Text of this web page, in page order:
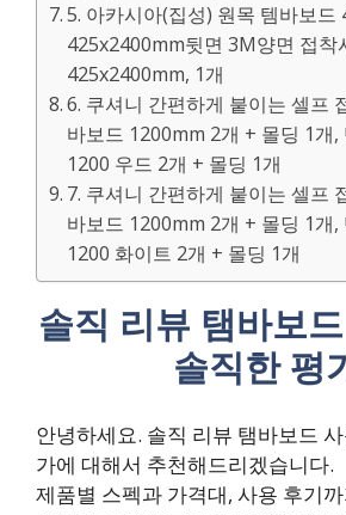
5. 아카시아(집성) 원목 템바보드
425x2400mm뒷면 3M양면 접착
425x2400mm, 1개
6. 쿠셔니 간편하게 붙이는 셀프
바보드 1200mm 2개 + 몰딩 1개,
1200 우드 2개 + 몰딩 1개
7. 쿠셔니 간편하게 붙이는 셀프
바보드 1200mm 2개 + 몰딩 1개,
1200 화이트 2개 + 몰딩 1개
솔직 리뷰 탬바보
솔직한 평
안녕하세요. 솔직 리뷰 탬바보드
가에 대해서 추천해드리겠습니다.
제품별 스펙과 가격대, 사용 후기